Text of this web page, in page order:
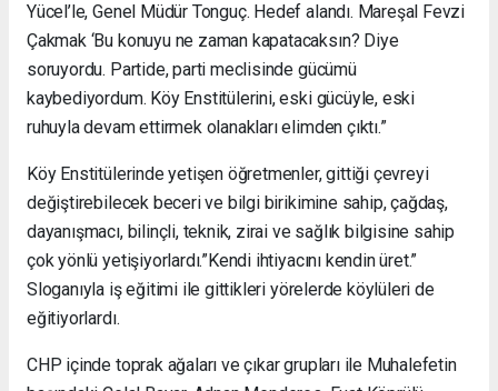
Yücel’le, Genel Müdür Tonguç. Hedef alandı. Mareşal Fevzi
Çakmak ‘Bu konuyu ne zaman kapatacaksın? Diye
soruyordu. Partide, parti meclisinde gücümü
kaybediyordum. Köy Enstitülerini, eski gücüyle, eski
ruhuyla devam ettirmek olanakları elimden çıktı.”
Köy Enstitülerinde yetişen öğretmenler, gittiği çevreyi
değiştirebilecek beceri ve bilgi birikimine sahip, çağdaş,
dayanışmacı, bilinçli, teknik, zirai ve sağlık bilgisine sahip
çok yönlü yetişiyorlardı.”Kendi ihtiyacını kendin üret.”
Sloganıyla iş eğitimi ile gittikleri yörelerde köylüleri de
eğitiyorlardı.
CHP içinde toprak ağaları ve çıkar grupları ile Muhalefetin